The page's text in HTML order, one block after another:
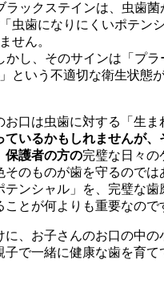
ラックステインは、虫歯菌
虫歯になりにくいポテン
せん。
かし、そのサインは「プラ
という不適切な衛生状態
お口は虫歯に対する「生ま
ているかもしれませんが、
保護者の方の完璧な日々の
のものが歯を守るのでは
テンシャル」を、完璧な歯
とが何よりも重要なので
に、お子さんのお口の中の
子で一緒に健康な歯を育て